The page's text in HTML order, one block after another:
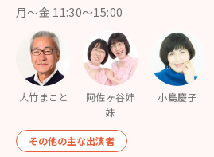
月〜金 11:30～15:00
大竹まこと
阿佐ヶ谷姉
妹
小島慶子
その他の主な出演者